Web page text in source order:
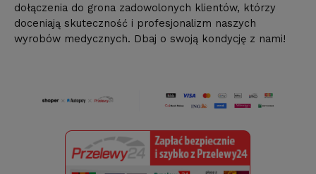
dołączenia do grona zadowolonych klientów, którzy
doceniają skuteczność i profesjonalizm naszych
wyrobów medycznych. Dbaj o swoją kondycję z nami!